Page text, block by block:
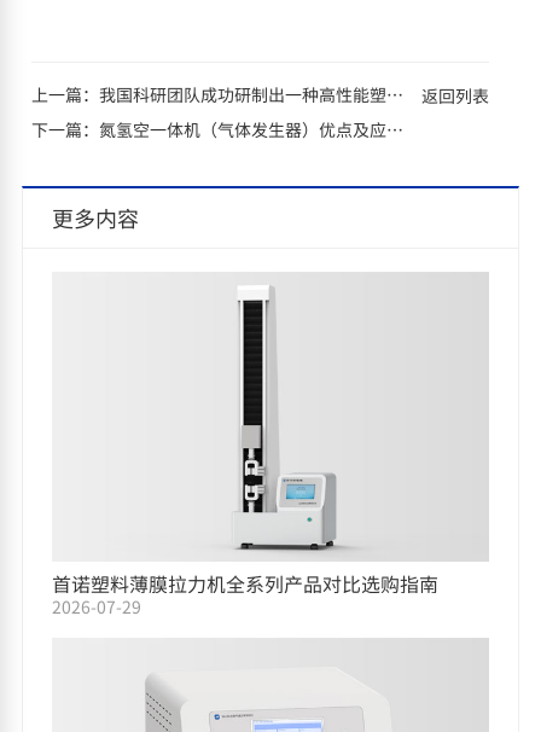
上一篇：我国科研团队成功研制出一种高性能塑料基热电材料
下一篇：氮氢空一体机（气体发生器）优点及应用领域
返回列表
更多内容
首诺塑料薄膜拉力机全系列产品对比选购指南
2026-07-29